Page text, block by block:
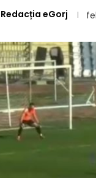
Redacția eGorj